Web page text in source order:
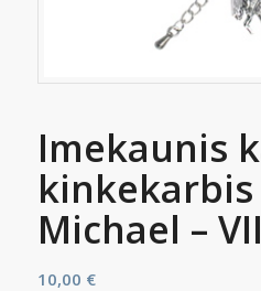
Imekaunis
kinkekarbis
Michael –
10,00 €